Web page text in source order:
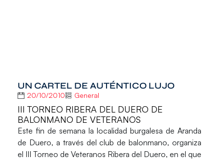
UN CARTEL DE AUTÉNTICO LUJO
20/10/2010 General
III TORNEO RIBERA DEL DUERO DE
BALONMANO DE VETERANOS
Este fin de semana la localidad burgalesa de Aranda
de Duero, a través del club de balonmano, organiza
el III Torneo de Veteranos Ribera del Duero, en el que